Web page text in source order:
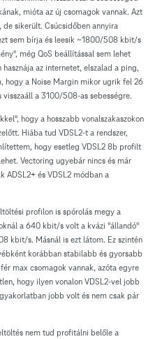
mióta az új csomagok vannak. Azt
sikerült. Csúcsidőben annyira
sem bírja és leesik ~1800/508 kbit/s
még QoS beállítással sem lehet
az internetet, elszalad a ping,
hogy a Noise Margin mikor ugrik fel 26
visszaáll a 3100/508-as sebességre.
hogy a hosszabb vonalszakaszokon
Hiába tud VDSL2-t a rendszer,
hogy esetleg VDSL2 8b profilt
Vectoring ugyebár nincs és már
ADSL2+ és VDSL2 módban a
profilon is spórolás megy a
a 640 kbit/s volt a kvázi "állandó"
kbit/s. Másnál is ezt látom. Ez szintén
korábban stabilabb és gyorsabb
max csomagok vannak, azóta egyre
hogy ilyen vonalon VDSL2-vel jobb
jobb volt és nem csak pár
nem tud profitálni belőle a